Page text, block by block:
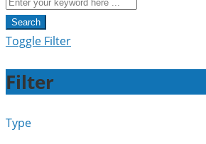
Search
Toggle Filter
Filter
Type